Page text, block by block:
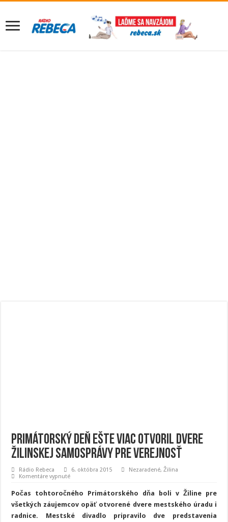
Primátorský deň ešte viac otvoril dvere
žilinskej samosprávy pre verejnosť
Rádio Rebeca 6. októbra 2015 Nezaradené,Žilina
Komentáre vypnuténa
ešte
viac
otvoril
dvere
Počas tohtoročného Primátorského dňa boli v Žiline pre
všetkých záujemcov opäť otvorené dvere mestského úradu i
radnice. Mestské divadlo pripravilo dve predstavenia